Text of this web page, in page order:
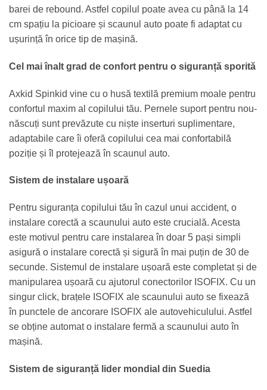
barei de rebound. Astfel copilul poate avea cu până la 14
cm spațiu la picioare și scaunul auto poate fi adaptat cu
ușurință în orice tip de mașină.
Cel mai înalt grad de confort pentru o siguranță sporită
Axkid Spinkid vine cu o husă textilă premium moale pentru
confortul maxim al copilului tău. Pernele suport pentru nou-
născuți sunt prevăzute cu niște inserturi suplimentare,
adaptabile care îi oferă copilului cea mai confortabilă
poziție și îl protejează în scaunul auto.
Sistem de instalare ușoară
Pentru siguranța copilului tău în cazul unui accident, o
instalare corectă a scaunului auto este crucială. Acesta
este motivul pentru care instalarea în doar 5 pași simpli
asigură o instalare corectă și sigură în mai puțin de 30 de
secunde. Sistemul de instalare ușoară este completat și de
manipularea ușoară cu ajutorul conectorilor ISOFIX. Cu un
singur click, brațele ISOFIX ale scaunului auto se fixează
în punctele de ancorare ISOFIX ale autovehiculului. Astfel
se obține automat o instalare fermă a scaunului auto în
mașină.
Sistem de siguranță lider mondial din Suedia